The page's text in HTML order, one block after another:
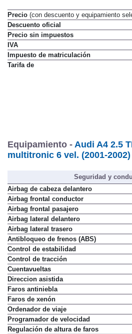
Precio (con descuento y equipamiento
Descuento oficial
Precio sin impuestos
IVA
Impuesto de matriculación
Tarifa de
Equipamiento - Audi A4 2.5
multitronic 6 vel. (2001-2002)
Seguridad y
Airbag de cabeza delantero
Airbag frontal conductor
Airbag frontal pasajero
Airbag lateral delantero
Airbag lateral trasero
Antibloqueo de frenos (ABS)
Control de estabilidad
Control de tracción
Cuentavueltas
Direccion asistida
Faros antiniebla
Faros de xenón
Ordenador de viaje
Programador de velocidad
Regulación de altura de faros